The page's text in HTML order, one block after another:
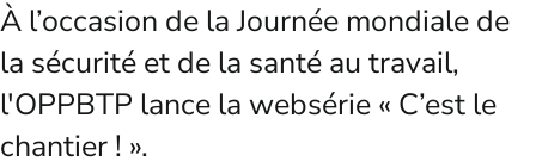
À l’occasion de la Journée mondiale de
la sécurité et de la santé au travail,
l'OPPBTP lance la websérie « C’est le
chantier ! ».